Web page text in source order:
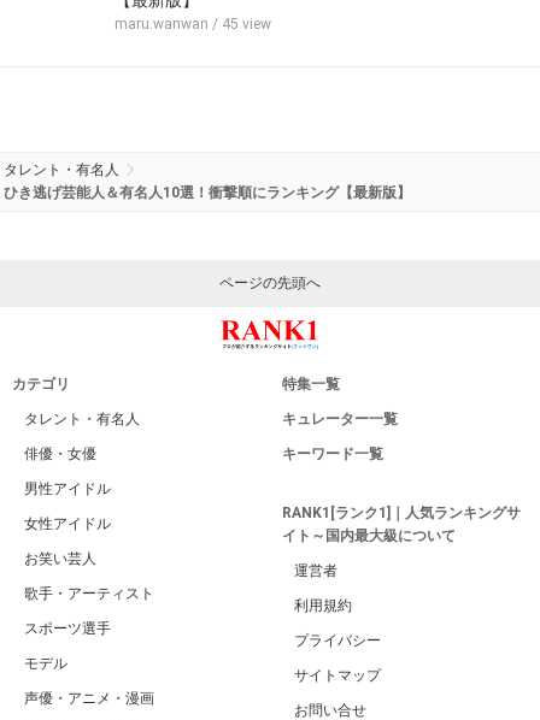
maru.wanwan / 45 view
タレント・有名人
ひき逃げ芸能人＆有名人10選！衝撃順にランキング【最新版】
ページの先頭へ
カテゴリ
タレント・有名人
俳優・女優
男性アイドル
女性アイドル
お笑い芸人
歌手・アーティスト
スポーツ選手
モデル
声優・アニメ・漫画
特集一覧
キュレーター一覧
キーワード一覧
RANK1[ランク1]｜人気ランキングサ
イト～国内最大級について
運営者
利用規約
プライバシー
サイトマップ
お問い合せ